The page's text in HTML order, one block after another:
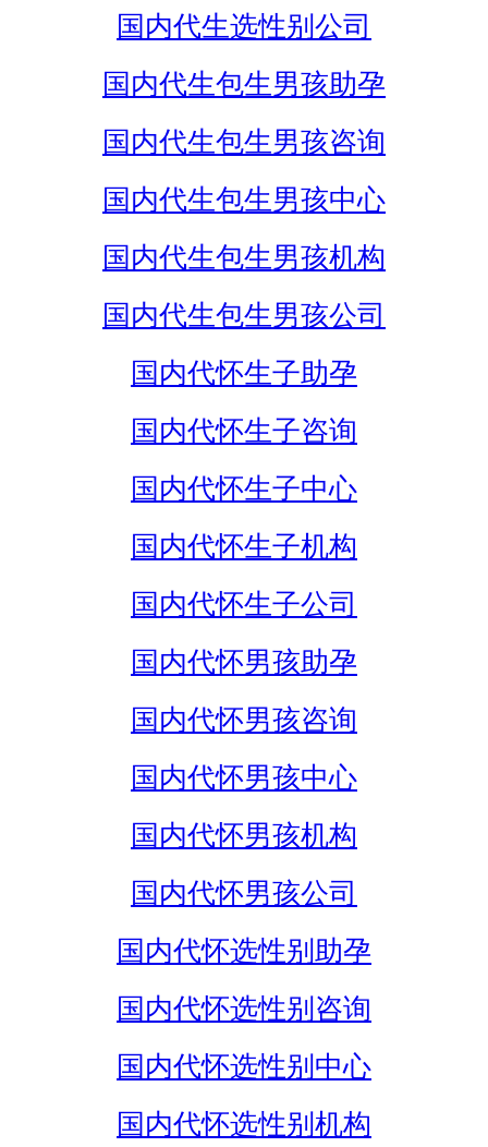
国内代生选性别公司
国内代生包生男孩助孕
国内代生包生男孩咨询
国内代生包生男孩中心
国内代生包生男孩机构
国内代生包生男孩公司
国内代怀生子助孕
国内代怀生子咨询
国内代怀生子中心
国内代怀生子机构
国内代怀生子公司
国内代怀男孩助孕
国内代怀男孩咨询
国内代怀男孩中心
国内代怀男孩机构
国内代怀男孩公司
国内代怀选性别助孕
国内代怀选性别咨询
国内代怀选性别中心
国内代怀选性别机构